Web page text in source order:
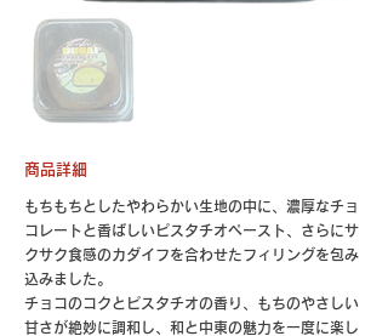
商品詳細
もちもちとしたやわらかい生地の中に、濃厚なチョ
コレートと香ばしいピスタチオペースト、さらにサ
クサク食感のカダイフを合わせたフィリングを包み
込みました。
チョコのコクとピスタチオの香り、もちのやさしい
甘さが絶妙に調和し、和と中東の魅力を一度に楽し